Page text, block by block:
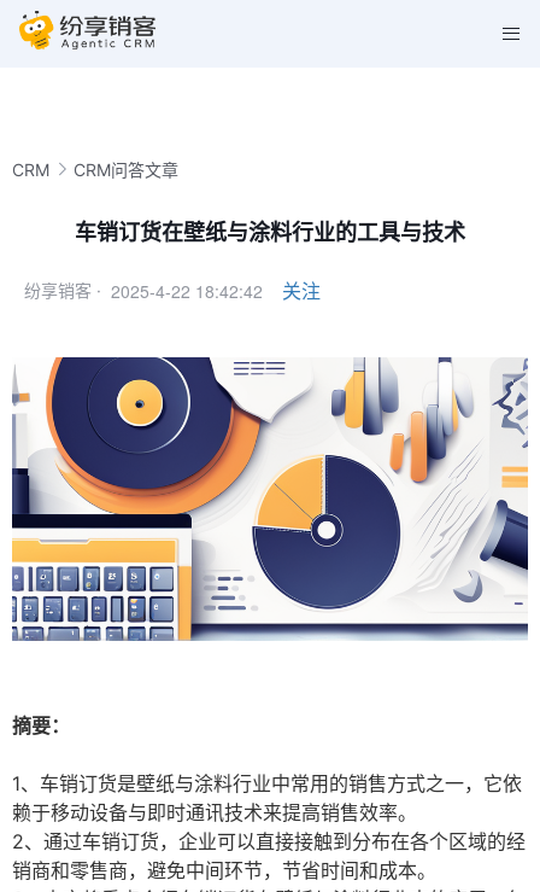
CRM CRM问答文章
车销订货在壁纸与涂料行业的工具与技术
纷享销客 · 2025-4-22 18:42:42 关注
摘要：
1、车销订货是壁纸与涂料行业中常用的销售方式之一，它依
赖于移动设备与即时通讯技术来提高销售效率。
2、通过车销订货，企业可以直接接触到分布在各个区域的经
销商和零售商，避免中间环节，节省时间和成本。